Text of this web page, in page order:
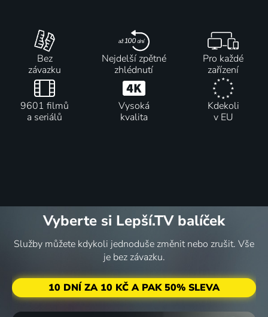
Bez
závazku
Nejdelší zpětné
zhlédnutí
Pro každé
zařízení
9601 filmů
a seriálů
Vysoká
kvalita
Kdekoli
v EU
Vyberte si Lepší.TV balíček
Služby můžete kdykoli jednoduše změnit nebo zrušit. Vše
je bez závazku.
10 DNÍ ZA 10 KČ A PAK 50% SLEVA